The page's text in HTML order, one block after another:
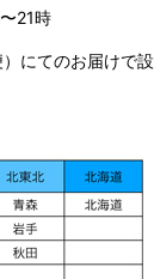
21時
てのお届けで